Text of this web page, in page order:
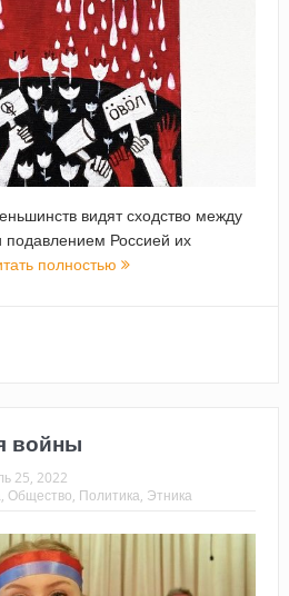
видят сходство между
подавлением Россией их
полностью
войны
25, 2022
, Общество, Политика, Этника